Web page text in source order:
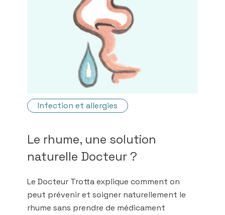
Infection et allergies
Le rhume, une solution
naturelle Docteur ?
Le Docteur Trotta explique comment on
peut prévenir et soigner naturellement le
rhume sans prendre de médicament